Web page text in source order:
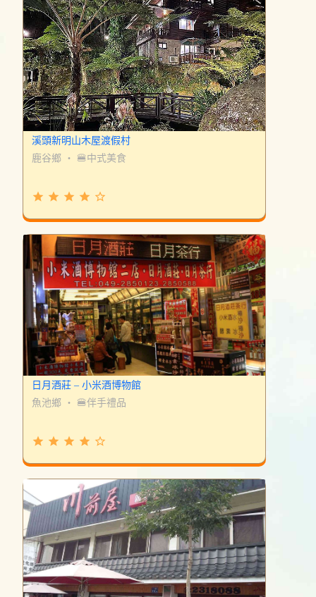
溪頭新明山木屋渡假村
鹿谷鄉 ・ 🍔中式美食
grade grade grade grade star_border
日月酒莊 – 小米酒博物館
魚池鄉 ・ 🍔伴手禮品
grade grade grade grade star_border